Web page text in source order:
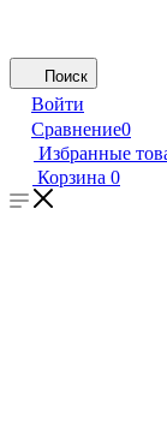
Поиск
Войти
Сравнение0
Избранные
Корзина 0